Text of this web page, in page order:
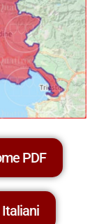
PDF